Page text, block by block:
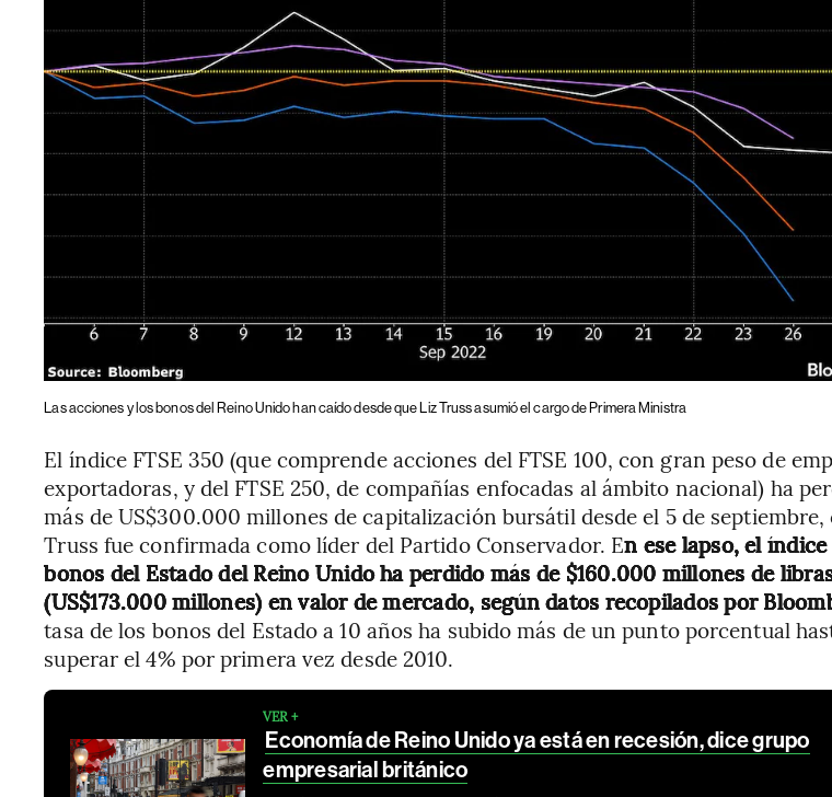
Las acciones y los bonos del Reino Unido han caído desde que Liz Truss asumió el cargo de Primera Ministra
El índice FTSE 350 (que comprende acciones del FTSE 100, con gran peso de
exportadoras, y del FTSE 250, de compañías enfocadas al ámbito nacional) ha
más de US$300.000 millones de capitalización bursátil desde el 5 de septiembre,
Truss fue confirmada como líder del Partido Conservador. En ese lapso, el índice
bonos del Estado del Reino Unido ha perdido más de $160.000 millones de
(US$173.000 millones) en valor de mercado, según datos recopilados por
tasa de los bonos del Estado a 10 años ha subido más de un punto porcentual
superar el 4% por primera vez desde 2010.
VER +
Economía de Reino Unido ya está en recesión, dice grupo
empresarial británico